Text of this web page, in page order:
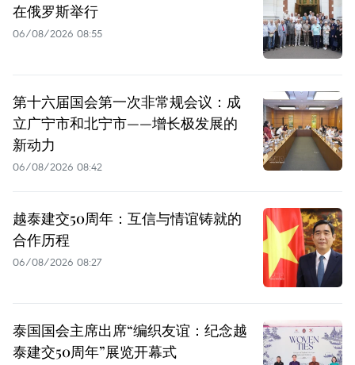
在俄罗斯举行
06/08/2026 08:55
第十六届国会第一次非常规会议：成
立广宁市和北宁市——增长极发展的
新动力
06/08/2026 08:42
越泰建交50周年：互信与情谊铸就的
合作历程
06/08/2026 08:27
泰国国会主席出席“编织友谊：纪念越
泰建交50周年”展览开幕式